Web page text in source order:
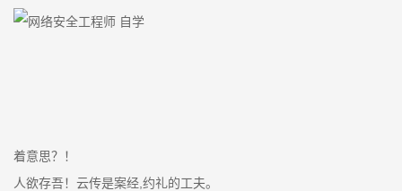
着意思？！
人欲存吾！云传是案经,约礼的工夫。